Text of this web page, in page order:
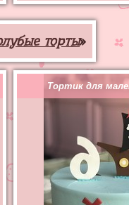
торты»
Тортик для